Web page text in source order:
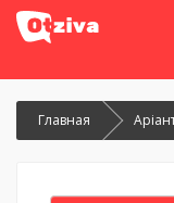
Главная